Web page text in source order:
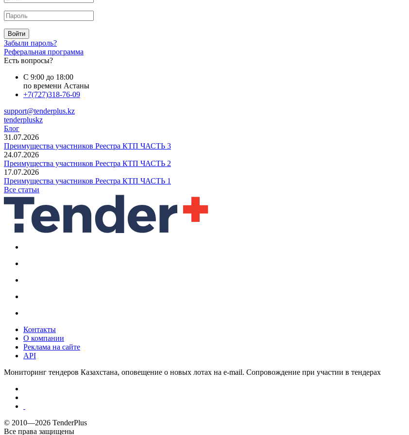
Войти
Забыли пароль?
Реферальная программа
Есть вопросы?
С 9:00 до 18:00
по времени Астаны
+7(727)318-76-09
support@tenderplus.kz
tenderpluskz
Блог
31.07.2026
Преимущества участников Реестра КТП ЧАСТЬ 3
24.07.2026
Преимущества участников Реестра КТП ЧАСТЬ 2
17.07.2026
Преимущества участников Реестра КТП ЧАСТЬ 1
Все статьи
Контакты
О компании
Реклама на сайте
API
Мониторинг тендеров Казахстана, оповещение о новых лотах на e-mail. Сопровождение при участии в тендерах
© 2010—2026 TenderPlus
Все права защищены